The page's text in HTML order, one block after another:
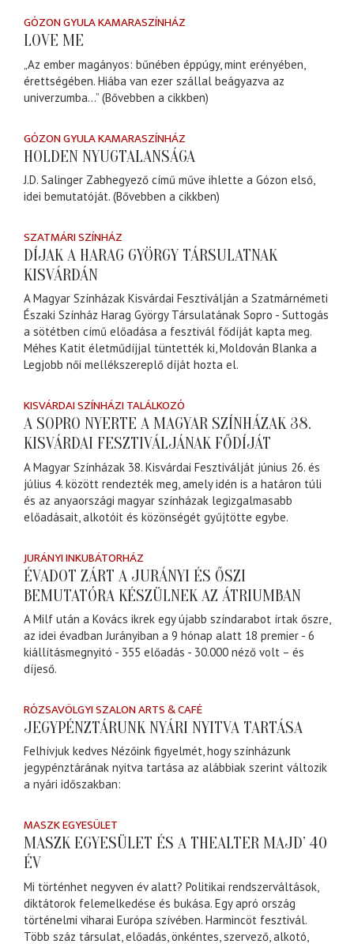
GÓZON GYULA KAMARASZÍNHÁZ
LOVE ME
„Az ember magányos: bűnében éppúgy, mint erényében,
érettségében. Hiába van ezer szállal beágyazva az
univerzumba...” (Bővebben a cikkben)
GÓZON GYULA KAMARASZÍNHÁZ
HOLDEN NYUGTALANSÁGA
J.D. Salinger Zabhegyező című műve ihlette a Gózon első,
idei bemutatóját. (Bővebben a cikkben)
SZATMÁRI SZÍNHÁZ
DÍJAK A HARAG GYÖRGY TÁRSULATNAK
KISVÁRDÁN
A Magyar Színházak Kisvárdai Fesztiválján a Szatmárnémeti
Északi Színház Harag György Társulatának Sopro - Suttogás
a sötétben című előadása a fesztivál fődíját kapta meg.
Méhes Katit életműdíjjal tüntették ki, Moldován Blanka a
Legjobb női mellékszereplő díját hozta el.
KISVÁRDAI SZÍNHÁZI TALÁLKOZÓ
A SOPRO NYERTE A MAGYAR SZÍNHÁZAK 38.
KISVÁRDAI FESZTIVÁLJÁNAK FŐDÍJÁT
A Magyar Színházak 38. Kisvárdai Fesztiválját június 26. és
július 4. között rendezték meg, amely idén is a határon túli
és az anyaországi magyar színházak legizgalmasabb
előadásait, alkotóit és közönségét gyűjtötte egybe.
JURÁNYI INKUBÁTORHÁZ
ÉVADOT ZÁRT A JURÁNYI ÉS ŐSZI
BEMUTATÓRA KÉSZÜLNEK AZ ÁTRIUMBAN
A Milf után a Kovács ikrek egy újabb színdarabot írtak őszre,
az idei évadban Jurányiban a 9 hónap alatt 18 premier - 6
kiállításmegnyitó - 355 előadás - 30.000 néző volt – és
díjeső.
RÓZSAVÖLGYI SZALON ARTS & CAFÉ
JEGYPÉNZTÁRUNK NYÁRI NYITVA TARTÁSA
Felhívjuk kedves Nézőink figyelmét, hogy színházunk
jegypénztárának nyitva tartása az alábbiak szerint változik
a nyári időszakban:
MASZK EGYESÜLET
MASZK EGYESÜLET ÉS A THEALTER MAJD’ 40
ÉV
Mi történhet negyven év alatt? Politikai rendszerváltások,
diktátorok felemelkedése és bukása. Egy apró ország
történelmi viharai Európa szívében. Harmincöt fesztivál.
Több száz társulat, előadás, önkéntes, szervező, alkotó,